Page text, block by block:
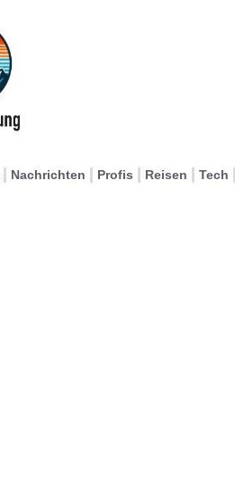
Nachrichten Profis Reisen Tech